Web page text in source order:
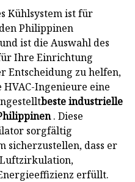
Kühlsystem ist für
Philippinen
ist die Auswahl des
Ihre Einrichtung
Entscheidung zu helfen,
Ingenieure eine
beste industrielle
. Diese
sorgfältig
sicherzustellen, dass er
erfüllt.